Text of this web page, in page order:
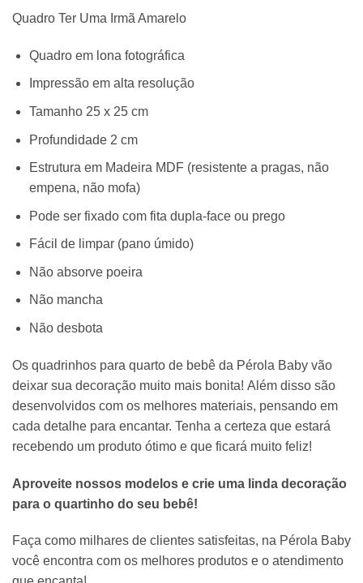
Quadro Ter Uma Irmã Amarelo
Quadro em lona fotográfica
Impressão em alta resolução
Tamanho 25 x 25 cm
Profundidade 2 cm
Estrutura em Madeira MDF (resistente a pragas, não
empena, não mofa)
Pode ser fixado com fita dupla-face ou prego
Fácil de limpar (pano úmido)
Não absorve poeira
Não mancha
Não desbota
Os quadrinhos para quarto de bebê da Pérola Baby vão
deixar sua decoração muito mais bonita! Além disso são
desenvolvidos com os melhores materiais, pensando em
cada detalhe para encantar. Tenha a certeza que estará
recebendo um produto ótimo e que ficará muito feliz!
Aproveite nossos modelos e crie uma linda decoração
para o quartinho do seu bebê!
Faça como milhares de clientes satisfeitas, na Pérola Baby
você encontra com os melhores produtos e o atendimento